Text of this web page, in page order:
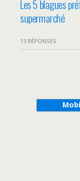
Les 5 blagues
supermarché
13 RÉPONSES